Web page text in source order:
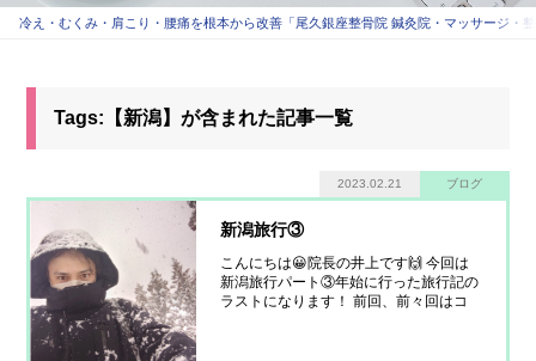
冷え・むくみ・肩こり・腰痛を根本から改善「尾久銀座整骨院 鍼灸院・マッサージ・
Tags:【新潟】が含まれた記事一覧
2023.02.21 ブログ
新潟旅行③
こんにちは😀院長の井上です🙌 今回は
新潟旅行パート③年始に行った旅行記の
ラストになります！ 前回、前々回はコ